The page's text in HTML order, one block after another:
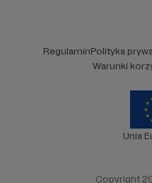
RegulaminPolityka
Warunki
Unia
Copyright